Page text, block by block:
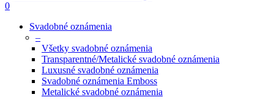
0
Svadobné oznámenia
–
Všetky svadobné oznámenia
Transparentné/Metalické svadobné oznámenia
Luxusné svadobné oznámenia
Svadobné oznámenia Emboss
Metalické svadobné oznámenia